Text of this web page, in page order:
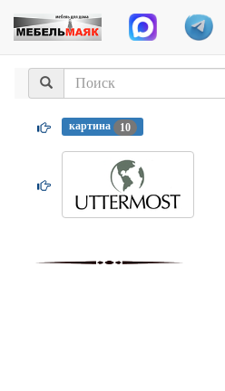
картина 10